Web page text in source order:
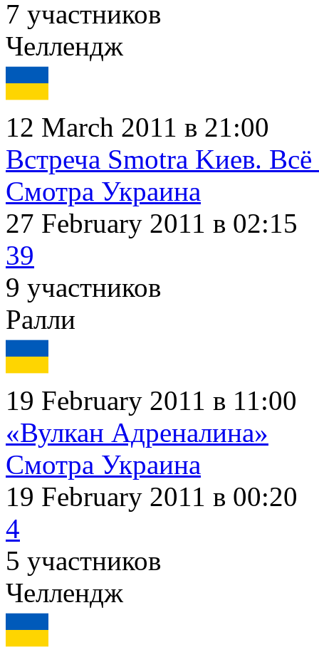
7 участников
Челлендж
12 March 2011 в 21:00
Встреча Smotra Kиев.
Смотра Украина
27 February 2011 в 02:15
39
9 участников
Ралли
19 February 2011 в 11:00
«Вулкан Адреналина»
Смотра Украина
19 February 2011 в 00:20
4
5 участников
Челлендж